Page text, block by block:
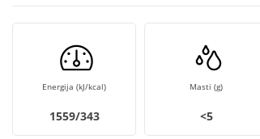
Energija (kJ/kcal)
1559/343
Masti (g)
<5